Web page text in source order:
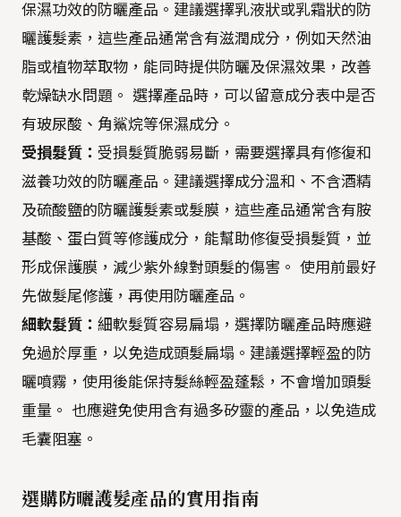
保濕功效的防曬產品。建議選擇乳液狀或乳霜狀的防
曬護髮素，這些產品通常含有滋潤成分，例如天然油
脂或植物萃取物，能同時提供防曬及保濕效果，改善
乾燥缺水問題。 選擇產品時，可以留意成分表中是否
有玻尿酸、角鯊烷等保濕成分。
受損髮質： 受損髮質脆弱易斷，需要選擇具有修復和
滋養功效的防曬產品。建議選擇成分溫和、不含酒精
及硫酸鹽的防曬護髮素或髮膜，這些產品通常含有胺
基酸、蛋白質等修護成分，能幫助修復受損髮質，並
形成保護膜，減少紫外線對頭髮的傷害。 使用前最好
先做髮尾修護，再使用防曬產品。
細軟髮質： 細軟髮質容易扁塌，選擇防曬產品時應避
免過於厚重，以免造成頭髮扁塌。建議選擇輕盈的防
曬噴霧，使用後能保持髮絲輕盈蓬鬆，不會增加頭髮
重量。 也應避免使用含有過多矽靈的產品，以免造成
毛囊阻塞。
選購防曬護髮產品的實用指南